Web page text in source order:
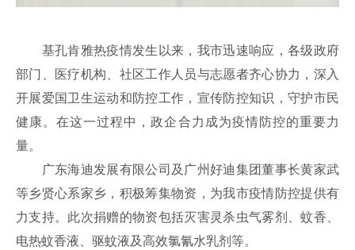
基孔肯雅热疫情发生以来，我市迅速响应，各级政府
部门、医疗机构、社区工作人员与志愿者齐心协力，深入
开展爱国卫生运动和防控工作，宣传防控知识，守护市民
健康。在这一过程中，政企合力成为疫情防控的重要力
量。
广东海迪发展有限公司及广州好迪集团董事长黄家武
等乡贤心系家乡，积极筹集物资，为我市疫情防控提供有
力支持。此次捐赠的物资包括灭害灵杀虫气雾剂、蚊香、
电热蚊香液、驱蚊液及高效氯氰水乳剂等。